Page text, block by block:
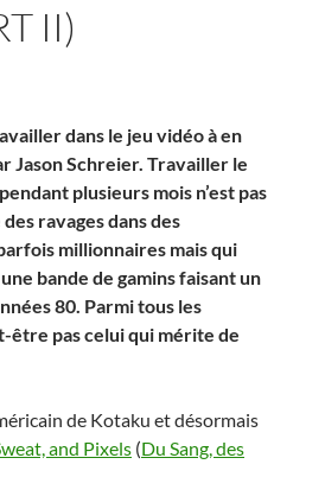
II)
dans le jeu vidéo à en
Jason Schreier. Travailler le
plusieurs mois n’est pas
ravages dans des
millionnaires mais qui
bande de gamins faisant un
80. Parmi tous les
être pas celui qui mérite de
de Kotaku et désormais
and Pixels (Du Sang, des